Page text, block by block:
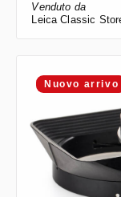
Venduto da
Leica Classic
Nuovo arrivo